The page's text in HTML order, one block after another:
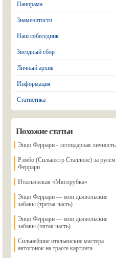
Панорама
Знаменитости
Наш собеседник
Звездный сбор
Личный архив
Информация
Статистика
Похожие статьи
Энцо Феррари - легендарная личность
Рэмбо (Сильвестр Сталлоне) за рулем
Феррари
Итальянская «Мясорубка»
Энцо Феррари — мои дьявольские
забавы (третья часть)
Энцо Феррари — мои дьявольские
забавы (пятая часть)
Сильнейшие итальянские мастера
автогонок на трассе картинга